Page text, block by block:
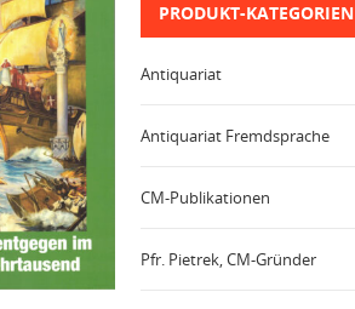
PRODUKT-KATEGORIEN
Antiquariat
Antiquariat Fremdsprache
CM-Publikationen
Pfr. Pietrek, CM-Gründer